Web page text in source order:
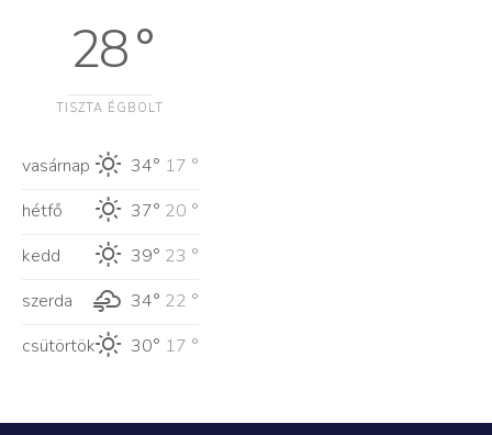
28 °
TISZTA ÉGBOLT
vasárnap 34° 17 °
hétfő
37° 20 °
kedd
39° 23 °
szerda
34° 22 °
csütörtök
30° 17 °